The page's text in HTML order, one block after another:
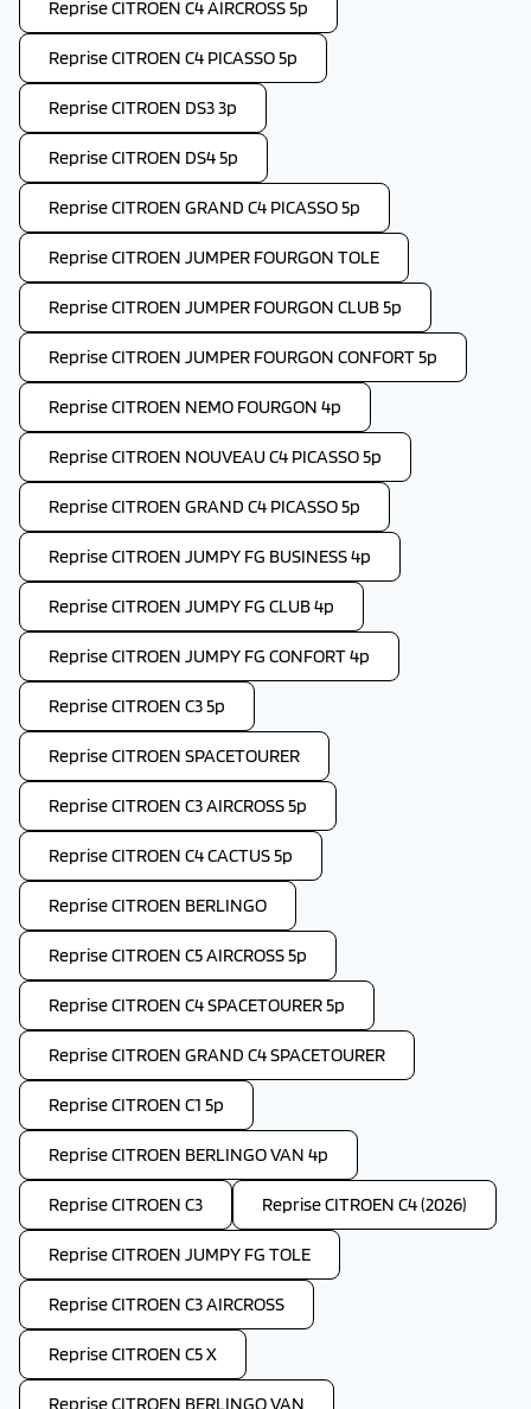
Reprise CITROEN C4 AIRCROSS 5p
Reprise CITROEN C4 PICASSO 5p
Reprise CITROEN DS3 3p
Reprise CITROEN DS4 5p
Reprise CITROEN GRAND C4 PICASSO 5p
Reprise CITROEN JUMPER FOURGON TOLE
Reprise CITROEN JUMPER FOURGON CLUB 5p
Reprise CITROEN JUMPER FOURGON CONFORT 5p
Reprise CITROEN NEMO FOURGON 4p
Reprise CITROEN NOUVEAU C4 PICASSO 5p
Reprise CITROEN GRAND C4 PICASSO 5p
Reprise CITROEN JUMPY FG BUSINESS 4p
Reprise CITROEN JUMPY FG CLUB 4p
Reprise CITROEN JUMPY FG CONFORT 4p
Reprise CITROEN C3 5p
Reprise CITROEN SPACETOURER
Reprise CITROEN C3 AIRCROSS 5p
Reprise CITROEN C4 CACTUS 5p
Reprise CITROEN BERLINGO
Reprise CITROEN C5 AIRCROSS 5p
Reprise CITROEN C4 SPACETOURER 5p
Reprise CITROEN GRAND C4 SPACETOURER
Reprise CITROEN C1 5p
Reprise CITROEN BERLINGO VAN 4p
Reprise CITROEN C3 Reprise CITROEN C4 (2026)
Reprise CITROEN JUMPY FG TOLE
Reprise CITROEN C3 AIRCROSS
Reprise CITROEN C5 X
Reprise CITROEN BERLINGO VAN